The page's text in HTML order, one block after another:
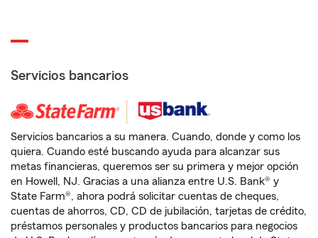
Servicios bancarios
Servicios bancarios a su manera. Cuando, donde y como los
quiera. Cuando esté buscando ayuda para alcanzar sus
metas financieras, queremos ser su primera y mejor opción
en Howell, NJ. Gracias a una alianza entre U.S. Bank® y
State Farm®, ahora podrá solicitar cuentas de cheques,
cuentas de ahorros, CD, CD de jubilación, tarjetas de crédito,
préstamos personales y productos bancarios para negocios